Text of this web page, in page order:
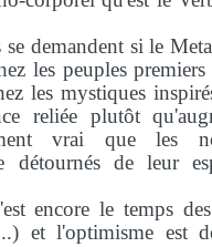
se demandent si le
les peuples premiers
les mystiques
reliée plutôt
vrai que les
détournés de leur
encore le temps
et l'optimisme est